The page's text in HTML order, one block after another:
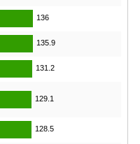
136
135.9
131.2
129.1
128.5